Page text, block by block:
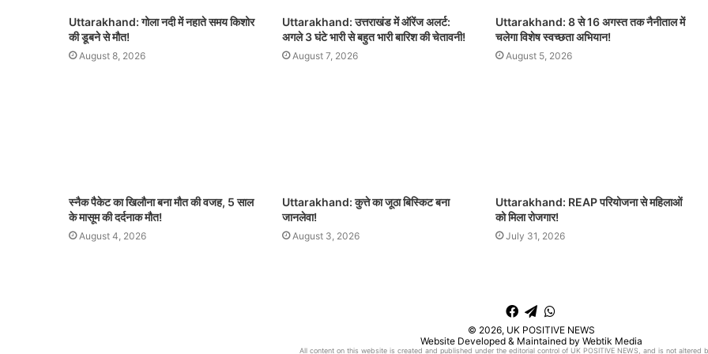
Uttarakhand: गोला नदी में नहाते समय किशोर
की डूबने से मौत!
August 8, 2026
Uttarakhand: उत्तराखंड में ऑरेंज अलर्ट:
अगले 3 घंटे भारी से बहुत भारी बारिश की चेतावनी!
August 7, 2026
Uttarakhand: 8 से 16 अगस्त तक नैनीताल में
चलेगा विशेष स्वच्छता अभियान!
August 5, 2026
स्नैक पैकेट का खिलौना बना मौत की वजह, 5 साल
के मासूम की दर्दनाक मौत!
August 4, 2026
Uttarakhand: कुत्ते का जूठा बिस्किट बना
जानलेवा!
August 3, 2026
Uttarakhand: REAP परियोजना से महिलाओं
को मिला रोजगार!
July 31, 2026
Facebook
Telegram
© 2026, UK POSITIVE NEWS
Website Developed & Maintained by Webtik Media
All content on this website is created and published under the editorial control of UK POSITIVE NEWS, and is not altered